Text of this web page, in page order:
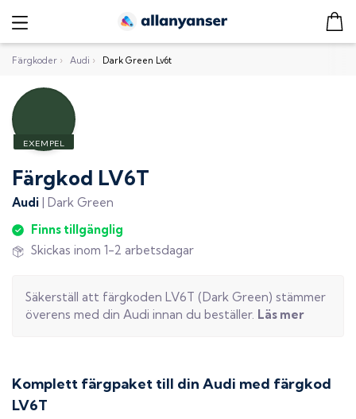
Färgkoder › Audi › Dark Green Lv6t
Färgkod LV6T
Audi | Dark Green
Finns tillgänglig
Skickas inom 1-2 arbetsdagar
Säkerställ att färgkoden LV6T (Dark Green) stämmer
överens med din Audi innan du beställer. Läs mer
Komplett färgpaket till din Audi med färgkod
LV6T